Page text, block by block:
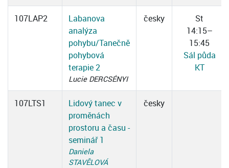
107LAP2
Labanova
analýza
pohybu/Tanečně
pohybová
terapie 2
Lucie DERCSÉNYI
česky
St
14:15–
15:45
Sál půda
KT
107LTS1
Lidový tanec v
proměnách
prostoru a času -
seminář 1
Daniela
STAVĚLOVÁ
česky